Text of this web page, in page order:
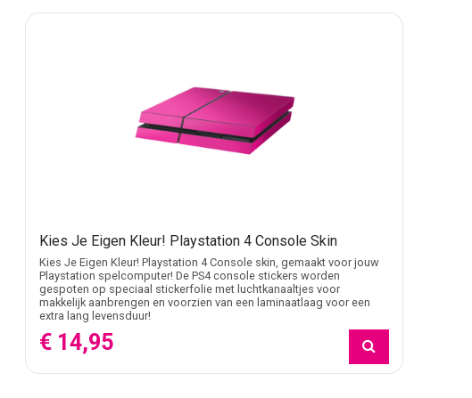
Kies Je Eigen Kleur! Playstation 4 Console Skin
Kies Je Eigen Kleur! Playstation 4 Console skin, gemaakt voor jouw
Playstation spelcomputer! De PS4 console stickers worden
gespoten op speciaal stickerfolie met luchtkanaaltjes voor
makkelijk aanbrengen en voorzien van een laminaatlaag voor een
extra lang levensduur!
€ 14,95